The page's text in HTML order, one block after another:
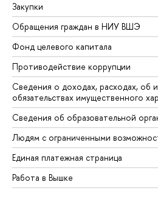
Закупки
Обращения граждан в НИУ ВШЭ
Фонд целевого капитала
Противодействие коррупции
Сведения о доходах, расходах, об
обязательствах имущественного
Сведения об образовательной
Людям с ограниченными
Единая платежная страница
Работа в Вышке